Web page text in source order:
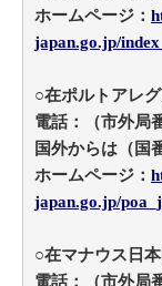
ホームページ：
japan.go.jp/
○在ポルトアレ
電話：（市外局
国外からは（国
ホームページ：
japan.go.jp/
○在マナウス日
電話：（市外局